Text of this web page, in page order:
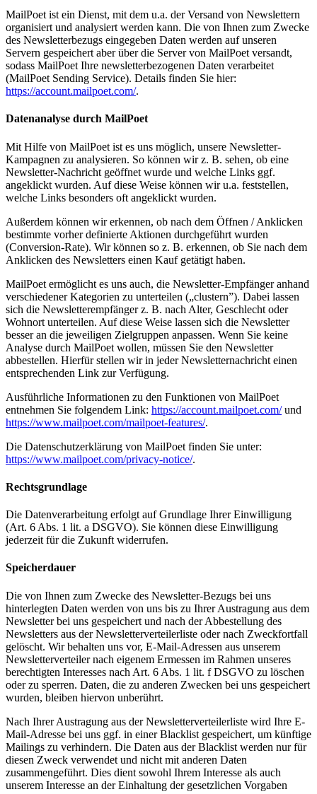
MailPoet ist ein Dienst, mit dem u.a. der Versand von Newslettern
organisiert und analysiert werden kann. Die von Ihnen zum Zwecke
des Newsletterbezugs eingegeben Daten werden auf unseren
Servern gespeichert aber über die Server von MailPoet versandt,
sodass MailPoet Ihre newsletterbezogenen Daten verarbeitet
(MailPoet Sending Service). Details finden Sie hier:
https://account.mailpoet.com/.
Datenanalyse durch MailPoet
Mit Hilfe von MailPoet ist es uns möglich, unsere Newsletter-
Kampagnen zu analysieren. So können wir z. B. sehen, ob eine
Newsletter-Nachricht geöffnet wurde und welche Links ggf.
angeklickt wurden. Auf diese Weise können wir u.a. feststellen,
welche Links besonders oft angeklickt wurden.
Außerdem können wir erkennen, ob nach dem Öffnen / Anklicken
bestimmte vorher definierte Aktionen durchgeführt wurden
(Conversion-Rate). Wir können so z. B. erkennen, ob Sie nach dem
Anklicken des Newsletters einen Kauf getätigt haben.
MailPoet ermöglicht es uns auch, die Newsletter-Empfänger anhand
verschiedener Kategorien zu unterteilen („clustern”). Dabei lassen
sich die Newsletterempfänger z. B. nach Alter, Geschlecht oder
Wohnort unterteilen. Auf diese Weise lassen sich die Newsletter
besser an die jeweiligen Zielgruppen anpassen. Wenn Sie keine
Analyse durch MailPoet wollen, müssen Sie den Newsletter
abbestellen. Hierfür stellen wir in jeder Newsletternachricht einen
entsprechenden Link zur Verfügung.
Ausführliche Informationen zu den Funktionen von MailPoet
entnehmen Sie folgendem Link: https://account.mailpoet.com/und
https://www.mailpoet.com/mailpoet-features/.
Die Datenschutzerklärung von MailPoet finden Sie unter:
https://www.mailpoet.com/privacy-notice/.
Rechtsgrundlage
Die Datenverarbeitung erfolgt auf Grundlage Ihrer Einwilligung
(Art. 6 Abs. 1 lit. a DSGVO). Sie können diese Einwilligung
jederzeit für die Zukunft widerrufen.
Speicherdauer
Die von Ihnen zum Zwecke des Newsletter-Bezugs bei uns
hinterlegten Daten werden von uns bis zu Ihrer Austragung aus dem
Newsletter bei uns gespeichert und nach der Abbestellung des
Newsletters aus der Newsletterverteilerliste oder nach Zweckfortfall
gelöscht. Wir behalten uns vor, E-Mail-Adressen aus unserem
Newsletterverteiler nach eigenem Ermessen im Rahmen unseres
berechtigten Interesses nach Art. 6 Abs. 1 lit. f DSGVO zu löschen
oder zu sperren. Daten, die zu anderen Zwecken bei uns gespeichert
wurden, bleiben hiervon unberührt.
Nach Ihrer Austragung aus der Newsletterverteilerliste wird Ihre E-
Mail-Adresse bei uns ggf. in einer Blacklist gespeichert, um künftige
Mailings zu verhindern. Die Daten aus der Blacklist werden nur für
diesen Zweck verwendet und nicht mit anderen Daten
zusammengeführt. Dies dient sowohl Ihrem Interesse als auch
unserem Interesse an der Einhaltung der gesetzlichen Vorgaben